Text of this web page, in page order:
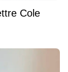
Cole